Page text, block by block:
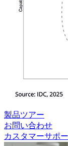
製品ツアー
お問い合わせ
カスタマーサポ